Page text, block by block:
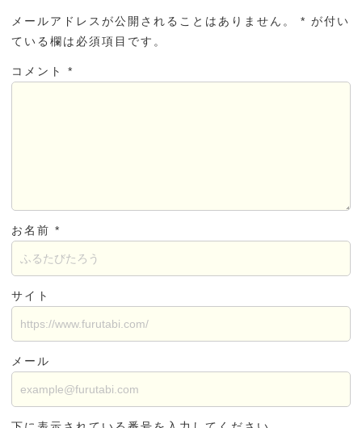
メールアドレスが公開されることはありません。 * が付い
ている欄は必須項目です。
コメント *
お名前 *
サイト
メール